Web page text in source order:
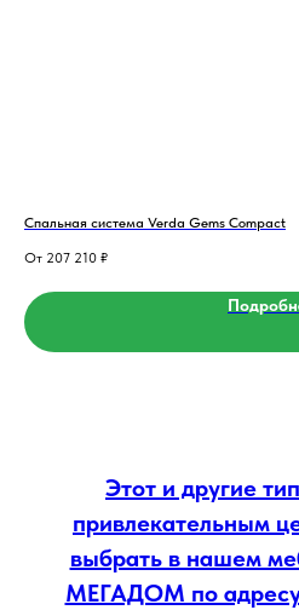
Спальная система Verda Gems Compact
207 210 ₽
Этот и другие
привлекательным
выбрать в нашем
МЕГАДОМ по